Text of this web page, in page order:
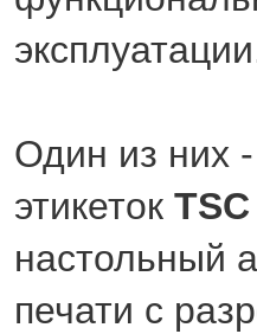
Один из них
этикеток TSC
настольный
печати c